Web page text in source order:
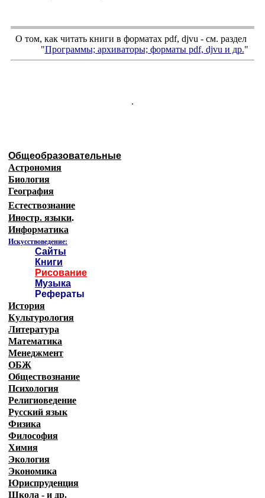
О том, как читать книги в форматах pdf, djvu - см. раздел
"Программы; архиваторы; форматы pdf, djvu и др."
.
Общеобразовательные
Астрономия
Биология
География
Естествознание
Иностр. языки.
Информатика
Искусствоведение:
Сайты
Книги
Рисование
Музыка
Рефераты
История
Культурология
Литература
Математика
Менеджмент
ОБЖ
Обществознание
Психология
Религиоведение
Русский язык
Физика
Философия
Химия
Экология
Экономика
Юриспруденция
Школа - и др.